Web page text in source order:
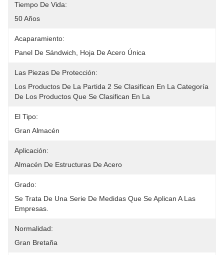
Tiempo De Vida:
50 Años
Acaparamiento:
Panel De Sándwich, Hoja De Acero Única
Las Piezas De Protección:
Los Productos De La Partida 2 Se Clasifican En La Categoría
De Los Productos Que Se Clasifican En La
El Tipo:
Gran Almacén
Aplicación:
Almacén De Estructuras De Acero
Grado:
Se Trata De Una Serie De Medidas Que Se Aplican A Las
Empresas.
Normalidad:
Gran Bretaña